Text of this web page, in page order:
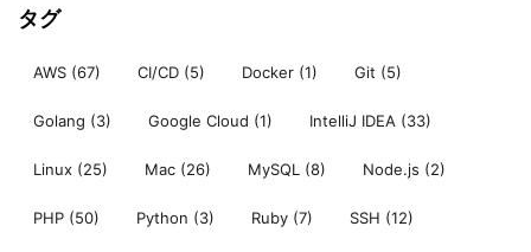
タグ
AWS (67) CI/CD (5) Docker (1) Git (5)
Golang (3) Google Cloud (1) IntelliJ IDEA (33)
Linux (25) Mac (26) MySQL (8) Node.js (2)
PHP (50) Python (3) Ruby (7) SSH (12)